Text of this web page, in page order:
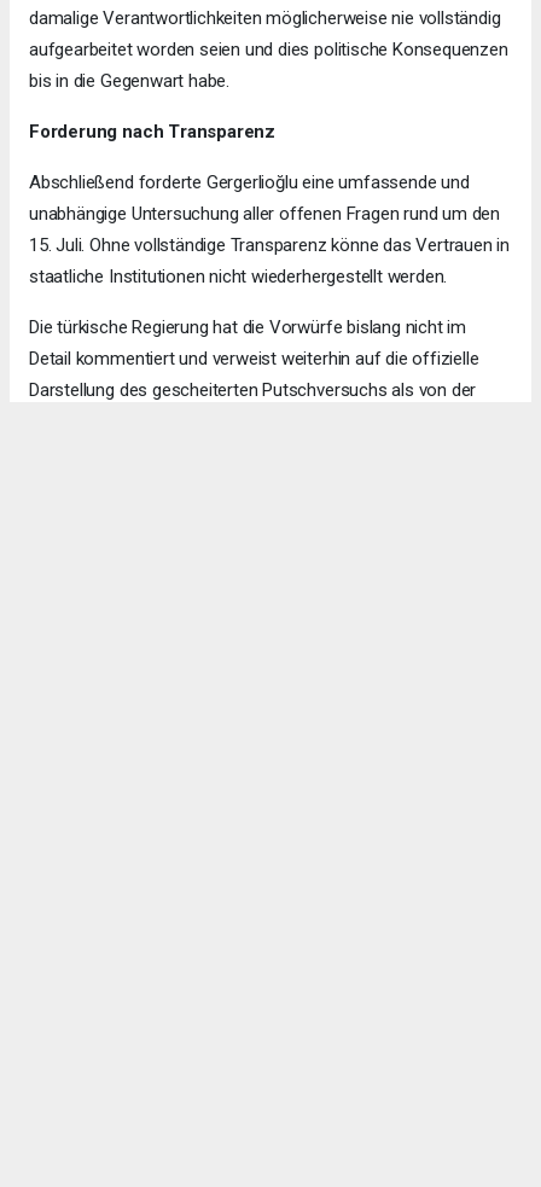
damalige Verantwortlichkeiten möglicherweise nie vollständig
aufgearbeitet worden seien und dies politische Konsequenzen
bis in die Gegenwart habe.
Forderung nach Transparenz
Abschließend forderte Gergerlioğlu eine umfassende und
unabhängige Untersuchung aller offenen Fragen rund um den
15. Juli. Ohne vollständige Transparenz könne das Vertrauen in
staatliche Institutionen nicht wiederhergestellt werden.
Die türkische Regierung hat die Vorwürfe bislang nicht im
Detail kommentiert und verweist weiterhin auf die offizielle
Darstellung des gescheiterten Putschversuchs als von der